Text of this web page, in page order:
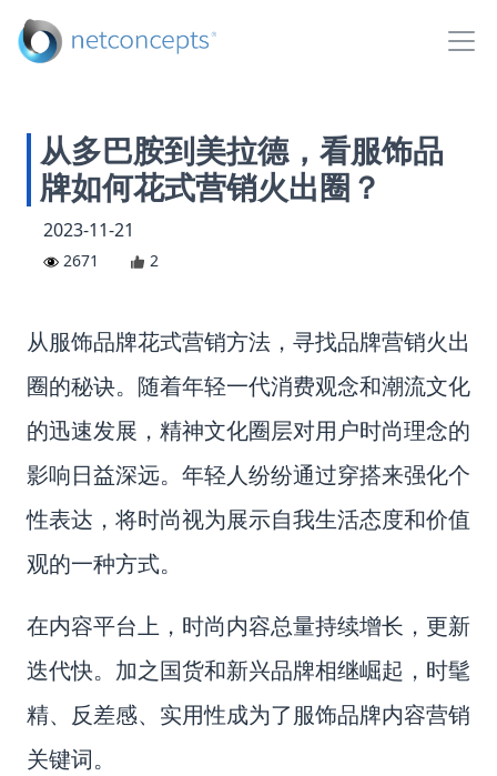
从多巴胺到美拉德，看服饰品
牌如何花式营销火出圈？
2023-11-21
2671 2
从服饰品牌花式营销方法，寻找品牌营销火出
圈的秘诀。随着年轻一代消费观念和潮流文化
的迅速发展，精神文化圈层对用户时尚理念的
影响日益深远。年轻人纷纷通过穿搭来强化个
性表达，将时尚视为展示自我生活态度和价值
观的一种方式。
在内容平台上，时尚内容总量持续增长，更新
迭代快。加之国货和新兴品牌相继崛起，时髦
精、反差感、实用性成为了 服饰品牌内容营销
关键词。